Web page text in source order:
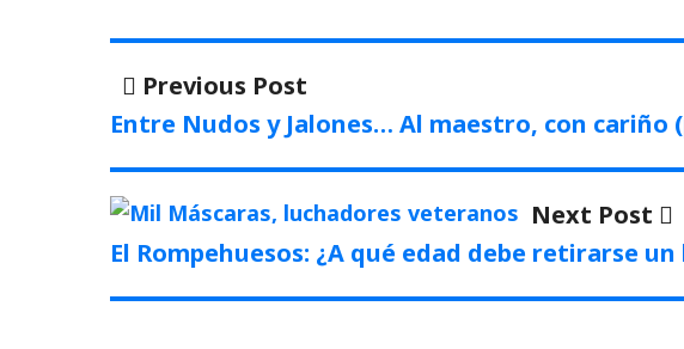
Navegación
de
entradas
Previous Post
post:
Entre Nudos y Jalones… Al maestro, con cariño
Next Post
El Rompehuesos: ¿A qué edad debe retirarse